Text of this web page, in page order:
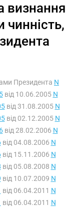
визнання
Президента N
від 10.06.2005 N
від 31.08.2005 N
від 02.12.2005 N
від 28.02.2006 N
від 04.08.2006 N
від 15.11.2006 N
від 05.08.2008 N
від 10.07.2009 N
від 06.04.2011 N
від 06.04.2011 N